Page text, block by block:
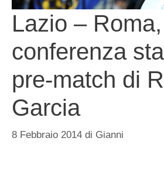
Lazio – Roma,
conferenza
pre-match di
Garcia
8 Febbraio 2014 di Gianni